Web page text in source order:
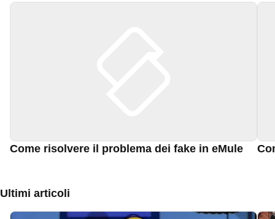
Come risolvere il problema dei fake in eMule
Ultimi articoli